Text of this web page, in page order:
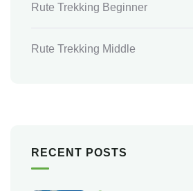
Rute Trekking Beginner
Rute Trekking Middle
RECENT POSTS